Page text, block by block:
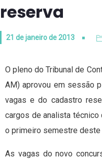
reserva
21 de janeiro de 2013
O pleno do Tribunal de
AM) aprovou em sessão
vagas e do cadastro
cargos de analista técnico
o primeiro semestre deste
As vagas do novo